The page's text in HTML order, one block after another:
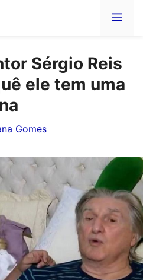
Sérgio Reis
ele tem uma
Gomes